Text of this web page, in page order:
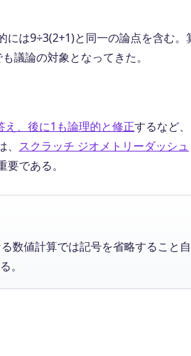
は9÷3(2+1)と同一の論点を含む。
議論の対象となってきた。
え、後に1も論理的と修正するなど、
スクラッチ ジオメトリーダッシュ
である。
値計算では記号を省略すること自
。